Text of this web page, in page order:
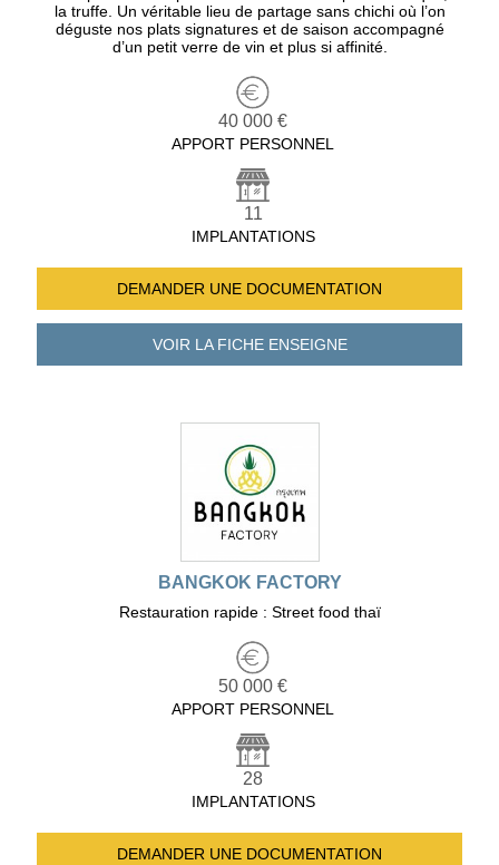
la truffe. Un véritable lieu de partage sans chichi où l’on
déguste nos plats signatures et de saison accompagné
d’un petit verre de vin et plus si affinité.
40 000 €
APPORT PERSONNEL
11
IMPLANTATIONS
DEMANDER UNE DOCUMENTATION
VOIR LA FICHEENSEIGNE
BANGKOK FACTORY
Restauration rapide : Street food thaï
50 000 €
APPORT PERSONNEL
28
IMPLANTATIONS
DEMANDER UNE DOCUMENTATION